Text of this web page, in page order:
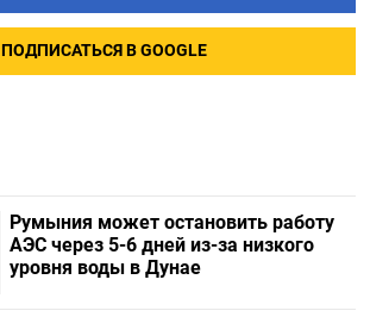
ПОДПИСАТЬСЯ В GOOGLE
Румыния может остановить работу
АЭС через 5-6 дней из-за низкого
уровня воды в Дунае